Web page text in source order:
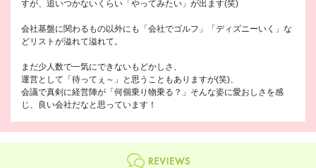
すが、追いつかないくらい「やってみたい」が出ます(笑)
会社基盤に関わるもの以外にも「会社でゴルフ」「ディズニーいく」な
どリストが溢れて溢れて。
まだ少人数で一気にできないもどかしさ、
運営として「待ってぇ～」と思うこともありますが(笑)、
会議で真剣に経営陣が「何個乗り物乗る？」そんな姿に愛おしさを感
じ、良い会社だなと思っています！